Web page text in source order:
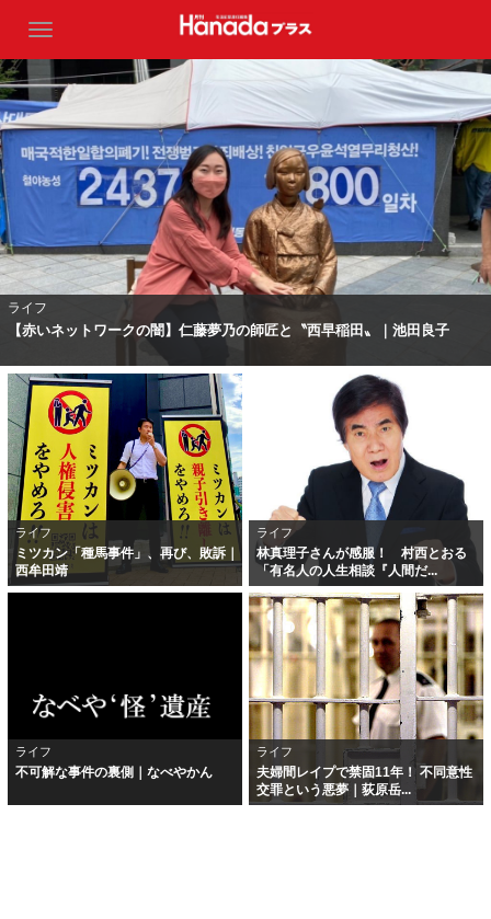
ライフ
【赤いネットワークの闇】仁藤夢乃の師匠と〝西早稲田〟｜池田良子
ライフ
ミツカン「種馬事件」、再び、敗訴｜
西牟田靖
ライフ
林真理子さんが感服！ 村西とおる
「有名人の人生相談『人間だ...
ライフ
不可解な事件の裏側｜なべやかん
ライフ
夫婦間レイプで禁固11年！ 不同意性
交罪という悪夢｜荻原岳...